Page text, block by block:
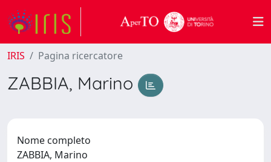
IRIS Pagina ricercatore
ZABBIA, Marino
Nome completo
ZABBIA, Marino